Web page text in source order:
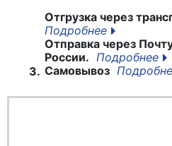
Отгрузка через
Подробнее
Отправка через
России. Подробнее
3. Самовывоз